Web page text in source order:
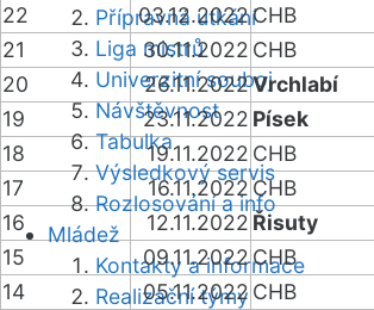
Přípravná utkání
Liga mistrů
Univerzitní souboj
Návštěvnost
Tabulka
Výsledkový servis
Rozlosování a info
Mládež
Kontakty a informace
Realizační týmy
22
03.12.2022CHB
21
30.11.2022 CHB
20
26.11.2022Vrchlabí
19
23.11.2022 Písek
18
19.11.2022 CHB
17
16.11.2022CHB
16
12.11.2022 Řisuty
15
09.11.2022CHB
14
05.11.2022 CHB